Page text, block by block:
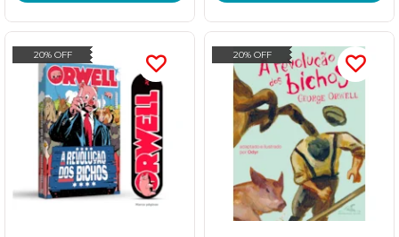
20% OFF 20% OFF